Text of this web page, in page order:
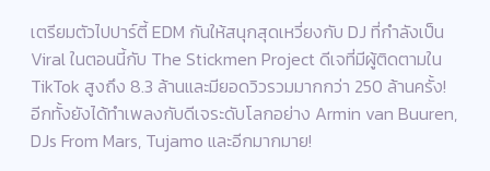
เตรียมตัวไปปาร์ตี้ EDM กันให้สนุกสุดเหวี่ยงกับ DJ ที่กำลังเป็น
Viral ในตอนนี้กับ The Stickmen Project ดีเจที่มีผู้ติดตามใน
TikTok สูงถึง 8.3 ล้านและมียอดวิวรวมมากกว่า 250 ล้านครั้ง!
อีกทั้งยังได้ทำเพลงกับดีเจระดับโลกอย่าง Armin van Buuren,
DJs From Mars, Tujamo และอีกมากมาย!